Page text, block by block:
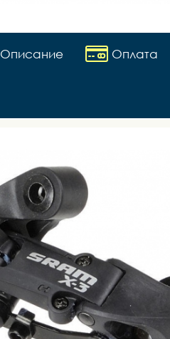
Описание Оплата